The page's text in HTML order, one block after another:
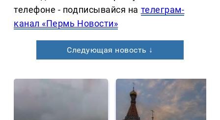
телефоне - подписывайся на телеграм-
канал «Пермь Новости»
Следующая новость ↓